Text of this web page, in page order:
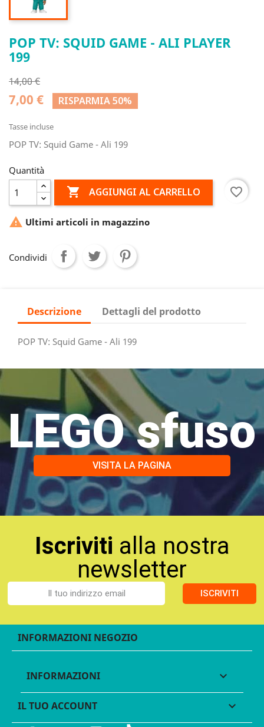
POP TV: SQUID GAME - ALI PLAYER
199
14,00 €
7,00 € RISPARMIA 50%
Tasse incluse
POP TV: Squid Game - Ali 199
Quantità
 AGGIUNGI AL CARRELLO favorite_border
 Ultimi articoli in magazzino
Condividi
Descrizione Dettagli del prodotto
POP TV: Squid Game - Ali 199
LEGO sfuso
VISITA LA PAGINA
Iscriviti alla nostra
newsletter
ISCRIVITI
INFORMAZIONI NEGOZIO
INFORMAZIONI 
IL TUO ACCOUNT 